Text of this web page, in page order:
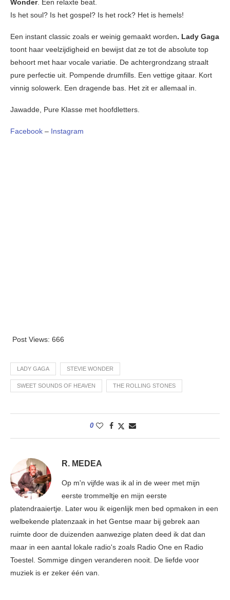
Wonder. Een relaxte beat.
Is het soul? Is het gospel? Is het rock? Het is hemels!
Een instant classic zoals er weinig gemaakt worden. Lady Gaga
toont haar veelzijdigheid en bewijst dat ze tot de absolute top
behoort met haar vocale variatie. De achtergrondzang straalt
pure perfectie uit. Pompende drumfills. Een vettige gitaar. Kort
vinnig solowerk. Een dragende bas. Het zit er allemaal in.
Jawadde, Pure Klasse met hoofdletters.
Facebook – Instagram
Post Views: 666
LADY GAGA STEVIE WONDER
SWEET SOUNDS OF HEAVEN THE ROLLING STONES
0
R. MEDEA
Op m'n vijfde was ik al in de weer met mijn
eerste trommeltje en mijn eerste
platendraaiertje. Later wou ik eigenlijk men bed opmaken in een
welbekende platenzaak in het Gentse maar bij gebrek aan
ruimte door de duizenden aanwezige platen deed ik dat dan
maar in een aantal lokale radio's zoals Radio One en Radio
Toestel. Sommige dingen veranderen nooit. De liefde voor
muziek is er zeker één van.